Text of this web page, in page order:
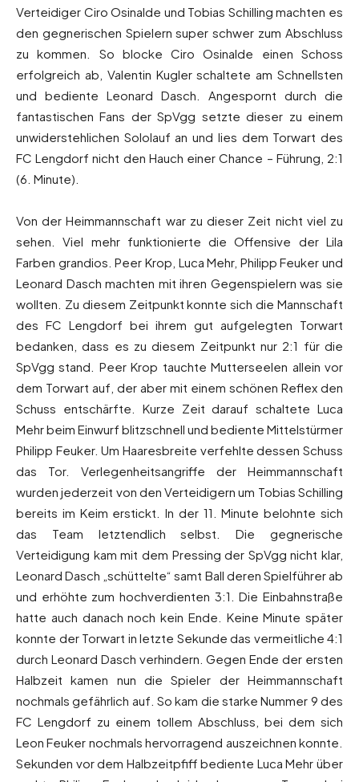
Verteidiger Ciro Osinalde und Tobias Schilling machten es
den gegnerischen Spielern super schwer zum Abschluss
zu kommen. So blocke Ciro Osinalde einen Schoss
erfolgreich ab, Valentin Kugler schaltete am Schnellsten
und bediente Leonard Dasch. Angespornt durch die
fantastischen Fans der SpVgg setzte dieser zu einem
unwiderstehlichen Sololauf an und lies dem Torwart des
FC Lengdorf nicht den Hauch einer Chance – Führung, 2:1
(6. Minute).
Von der Heimmannschaft war zu dieser Zeit nicht viel zu
sehen. Viel mehr funktionierte die Offensive der Lila
Farben grandios. Peer Krop, Luca Mehr, Philipp Feuker und
Leonard Dasch machten mit ihren Gegenspielern was sie
wollten. Zu diesem Zeitpunkt konnte sich die Mannschaft
des FC Lengdorf bei ihrem gut aufgelegten Torwart
bedanken, dass es zu diesem Zeitpunkt nur 2:1 für die
SpVgg stand. Peer Krop tauchte Mutterseelen allein vor
dem Torwart auf, der aber mit einem schönen Reflex den
Schuss entschärfte. Kurze Zeit darauf schaltete Luca
Mehr beim Einwurf blitzschnell und bediente Mittelstürmer
Philipp Feuker. Um Haaresbreite verfehlte dessen Schuss
das Tor. Verlegenheitsangriffe der Heimmannschaft
wurden jederzeit von den Verteidigern um Tobias Schilling
bereits im Keim erstickt. In der 11. Minute belohnte sich
das Team letztendlich selbst. Die gegnerische
Verteidigung kam mit dem Pressing der SpVgg nicht klar,
Leonard Dasch „schüttelte“ samt Ball deren Spielführer ab
und erhöhte zum hochverdienten 3:1. Die Einbahnstraße
hatte auch danach noch kein Ende. Keine Minute später
konnte der Torwart in letzte Sekunde das vermeitliche 4:1
durch Leonard Dasch verhindern. Gegen Ende der ersten
Halbzeit kamen nun die Spieler der Heimmannschaft
nochmals gefährlich auf. So kam die starke Nummer 9 des
FC Lengdorf zu einem tollem Abschluss, bei dem sich
Leon Feuker nochmals hervorragend auszeichnen konnte.
Sekunden vor dem Halbzeitpfiff bediente Luca Mehr über